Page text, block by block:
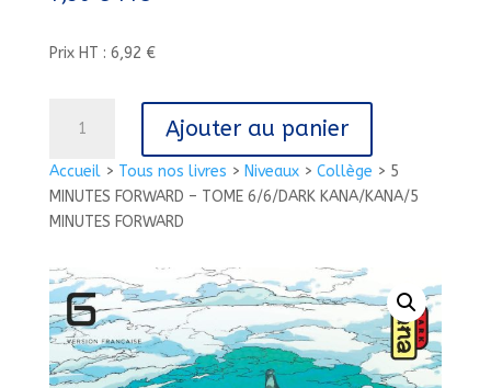
Accueil> Tous nos livres > Niveaux> Collège > 5
MINUTES FORWARD – TOME 6/6/DARK KANA/KANA/5
MINUTES FORWARD
Prix HT : 6,92 €
5
MINUTES
FORWARD
6/6/DARK
KANA/KANA/5
MINUTES
FORWARD
Ajouter au panier